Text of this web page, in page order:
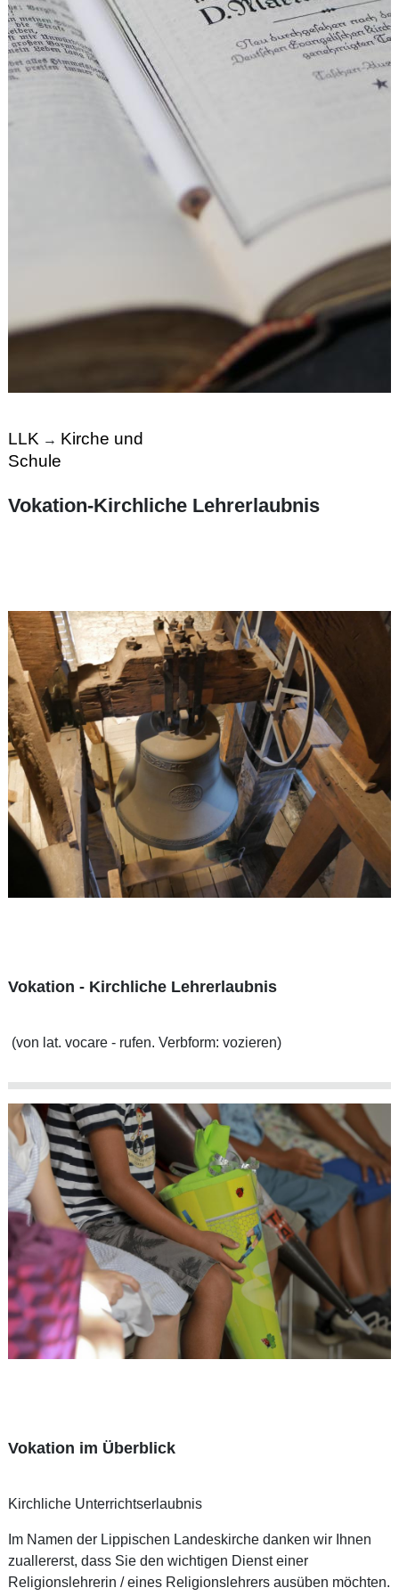
LLK → Kirche und
Schule
Vokation-Kirchliche Lehrerlaubnis
Vokation - Kirchliche Lehrerlaubnis
(von lat. vocare - rufen. Verbform: vozieren)
Vokation im Überblick
Kirchliche Unterrichtserlaubnis
Im Namen der Lippischen Landeskirche danken wir Ihnen
zuallererst, dass Sie den wichtigen Dienst einer
Religionslehrerin / eines Religionslehrers ausüben möchten.